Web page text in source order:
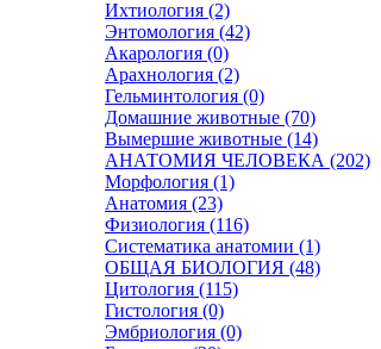
Ихтиология (2)
Энтомология (42)
Акарология (0)
Арахнология (2)
Гельминтология (0)
Домашние животные (70)
Вымершие животные (14)
АНАТОМИЯ ЧЕЛОВЕКА (202)
Морфология (1)
Анатомия (23)
Физиология (116)
Систематика анатомии (1)
ОБЩАЯ БИОЛОГИЯ (48)
Цитология (115)
Гистология (0)
Эмбриология (0)